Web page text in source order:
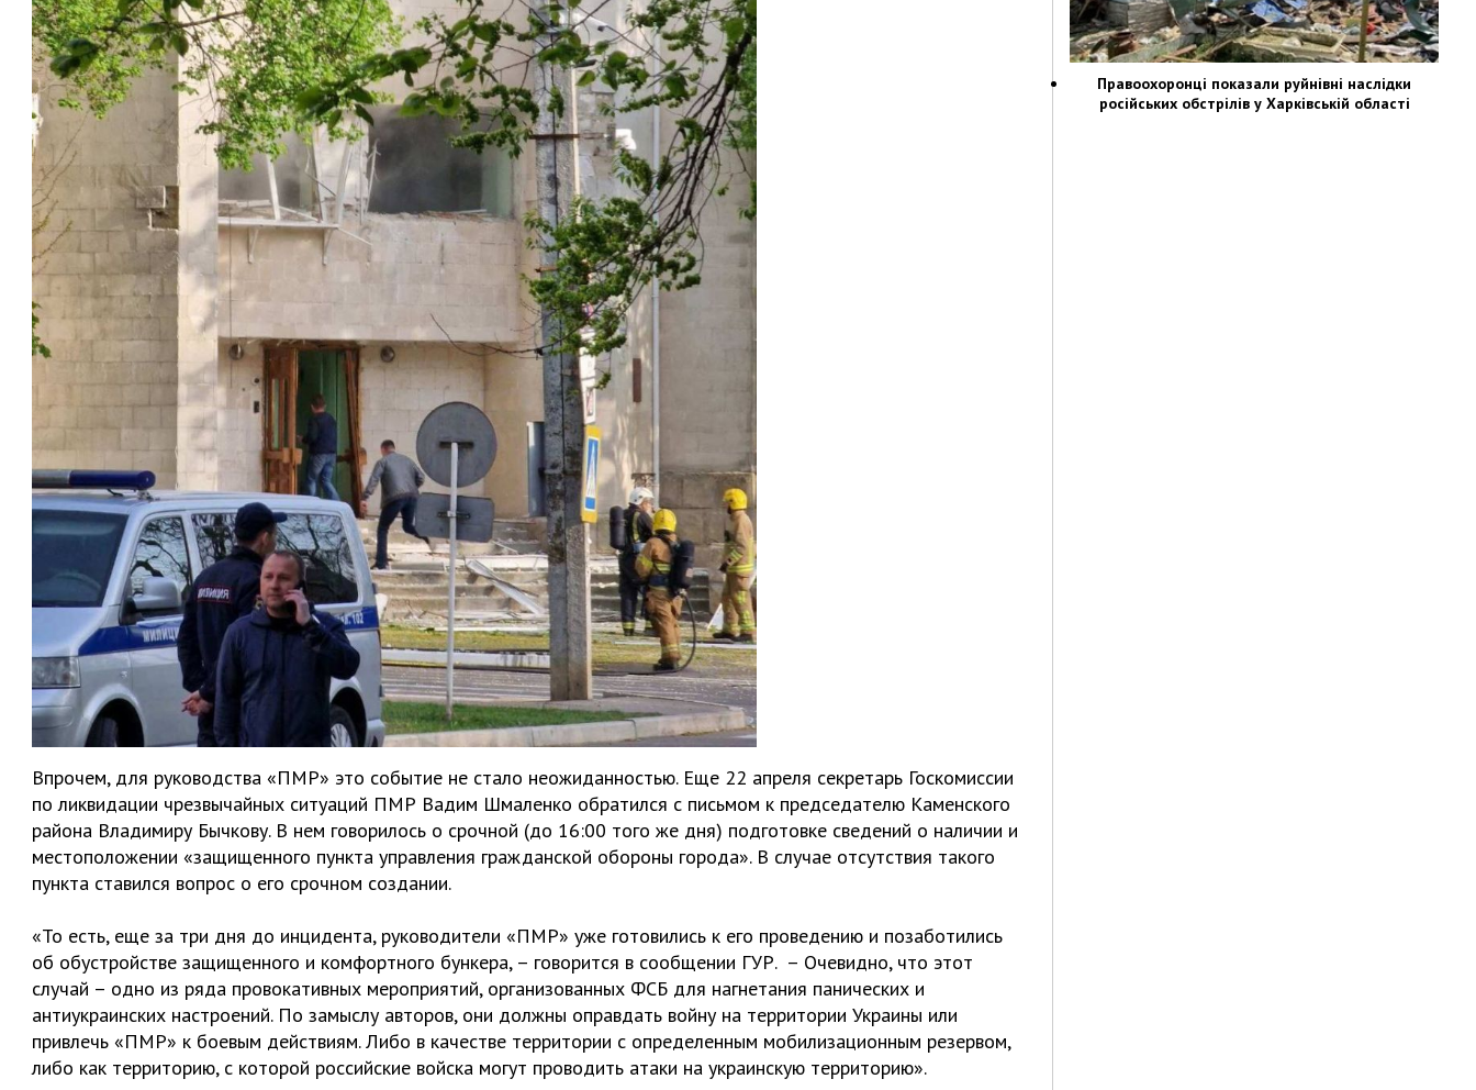
Впрочем, для руководства «ПМР» это событие не стало неожиданностью. Еще 22 апреля секретарь Госкомиссии
по ликвидации чрезвычайных ситуаций ПМР Вадим Шмаленко обратился с письмом к председателю Каменского
района Владимиру Бычкову. В нем говорилось о срочной (до 16:00 того же дня) подготовке сведений о наличии и
местоположении «защищенного пункта управления гражданской обороны города». В случае отсутствия такого
пункта ставился вопрос о его срочном создании.
«То есть, еще за три дня до инцидента, руководители «ПМР» уже готовились к его проведению и позаботились
об обустройстве защищенного и комфортного бункера, – говорится в сообщении ГУР. – Очевидно, что этот
случай – одно из ряда провокативных мероприятий, организованных ФСБ для нагнетания панических и
антиукраинских настроений. По замыслу авторов, они должны оправдать войну на территории Украины или
привлечь «ПМР» к боевым действиям. Либо в качестве территории с определенным мобилизационным резервом,
либо как территорию, с которой российские войска могут проводить атаки на украинскую территорию».
Правоохоронці показали руйнівні наслідки
російських обстрілів у Харківській області